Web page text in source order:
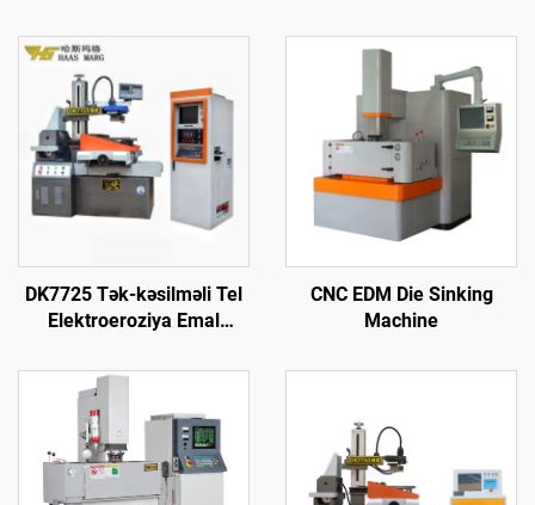
DK7725 Tək-kəsilməli Tel
Elektroeroziya Emal
CNC EDM Die Sinking
Machine